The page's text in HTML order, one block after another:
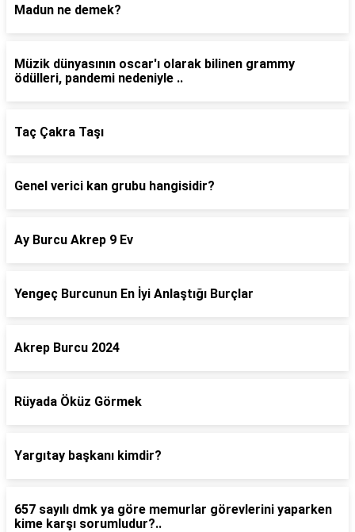
Madun ne demek?
Müzik dünyasının oscar'ı olarak bilinen grammy
ödülleri, pandemi nedeniyle ..
Taç Çakra Taşı
Genel verici kan grubu hangisidir?
Ay Burcu Akrep 9 Ev
Yengeç Burcunun En İyi Anlaştığı Burçlar
Akrep Burcu 2024
Rüyada Öküz Görmek
Yargıtay başkanı kimdir?
657 sayılı dmk ya göre memurlar görevlerini yaparken
kime karşı sorumludur?..